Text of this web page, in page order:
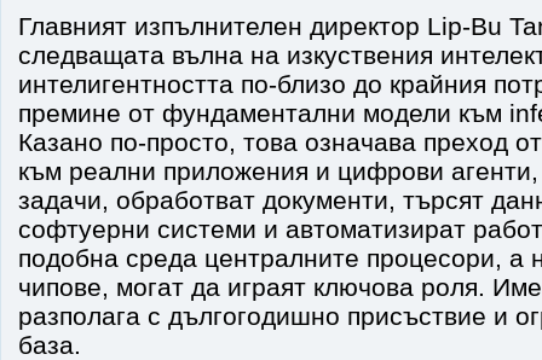
Главният изпълнителен директор Lip-Bu
следващата вълна на изкуствения
интелигентността по-близо до крайния
премине от фундаментални модели към
Казано по-просто, това означава преход
към реални приложения и цифрови агенти,
задачи, обработват документи, търсят
софтуерни системи и автоматизират
подобна среда централните процесори, а
чипове, могат да играят ключова роля.
разполага с дългогодишно присъствие и
база.